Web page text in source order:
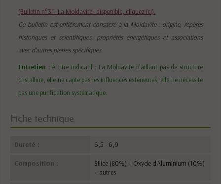
(Bulletin n°31 "La Moldavite" disponible, cliquez ici).
Ce bulletin est entièrement consacré à la Moldavite : origine, repères
historiques et scientifiques, propriétés énergétiques et associations
avec d'autres pierres spécifiques.
Entretien : À titre indicatif : La Moldavite n'aillant pas de structure
cristalline, elle ne capte pas les influences extérieures, elle ne nécessite
pas une purification systématique.
Fiche technique
Dureté : 6,5 - 6,9
Composition :
Silice (80%) + Oxyde d'Aluminium (10%)
+ autres